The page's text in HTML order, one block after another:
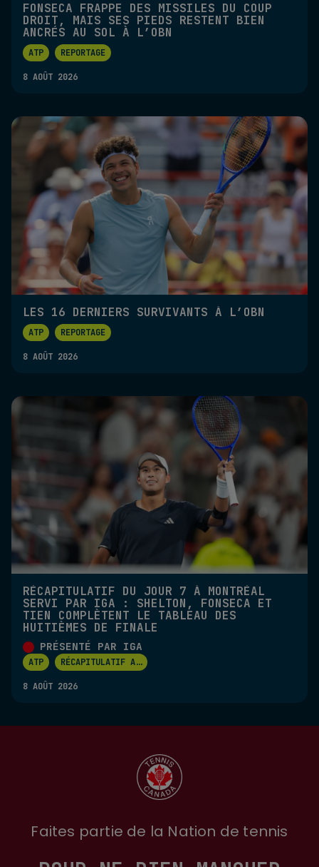
FONSECA FRAPPE DES MISSILES DU COUP
DROIT, MAIS SES PIEDS RESTENT BIEN
ANCRÉS AU SOL À L’OBN
ATP REPORTAGE
8 AOÛT 2026
LES 16 DERNIERS SURVIVANTS À L’OBN
ATP REPORTAGE
8 AOÛT 2026
RÉCAPITULATIF DU JOUR 7 À MONTRÉAL
SERVI PAR IGA : SHELTON, FONSECA ET
TIEN COMPLÈTENT LE TABLEAU DES
HUITIÈMES DE FINALE
PRÉSENTÉ PAR IGA
ATP RÉCAPITULATIF A...
8 AOÛT 2026
Faites partie de la Nation de tennis